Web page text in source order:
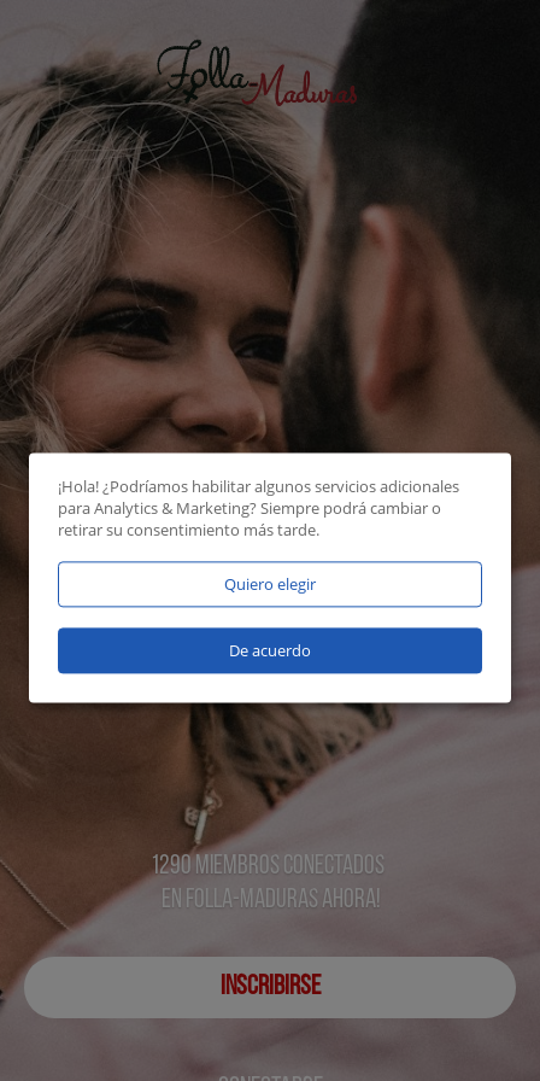
1290 miembros conectados
en Folla-maduras ahora!
INSCRIBIRSE
¡Hola! ¿Podríamos habilitar algunos servicios adicionales
paraAnalytics & Marketing? Siempre podrá cambiar o
retirar su consentimiento más tarde.
Quiero elegir
De acuerdo